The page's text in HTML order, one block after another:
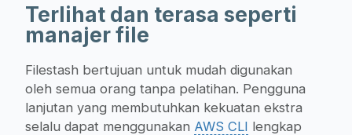
Terlihat dan terasa seperti
manajer file
Filestash bertujuan untuk mudah digunakan
oleh semua orang tanpa pelatihan. Pengguna
lanjutan yang membutuhkan kekuatan ekstra
selalu dapat menggunakan AWS CLI lengkap